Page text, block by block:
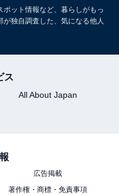
スのロゴが入ったチョコレート
ット情報など、暮らしがもっ
独自調査した、気になる他人
ス
All About Japan
広告掲載
著作権・商標・免責事項